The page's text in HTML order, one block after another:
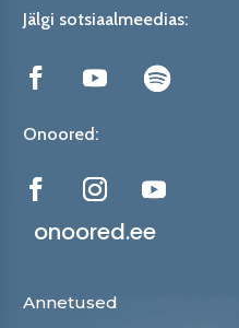
Jälgi sotsiaalmeedias:
Onoored:
onoored.ee
Annetused